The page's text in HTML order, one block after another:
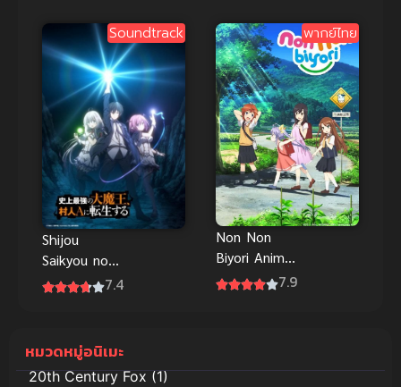
ล่าสุด
Soundtrack
Shijou
Saikyou no
Daimaou ชีวิต
ราชาปีศาจขี้
เหงา
7.4
พากย์ไทย
Non Non
Biyori Anime
สาวใสหัวใจ7.9
หมวดหมู่อนิเมะ
20th Century Fox(1)